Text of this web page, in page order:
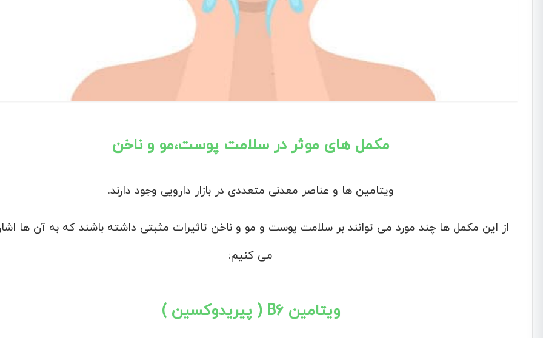
مکمل های موثر در سلامت پوست،مو و ناخن
ویتامین ها و عناصر معدنی متعددی در بازار دارویی وجود دارند.
از این مکمل ها چند مورد می توانند بر سلامت پوست و مو و ناخن تاثیرات مثبتی داشته باشند که به آن ها
می کنیم:
ویتامین B6 ( پیریدوکسین )